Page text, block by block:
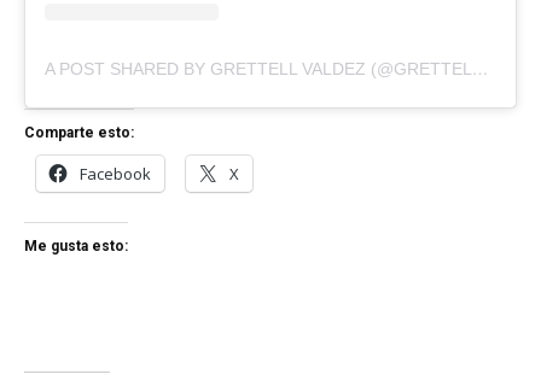
A POST SHARED BY GRETTELL VALDEZ (@GRETTELLV)
Comparte esto:
Facebook X
Me gusta esto: